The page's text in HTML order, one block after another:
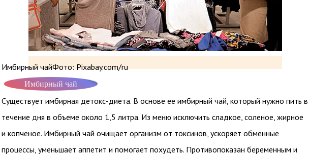
Имбирный чайФото: Pixabay.com/ru
Имбирный чай
Существует имбирная детокс-диета. В основе ее имбирный чай, который нужно пить в
течение дня в объеме около 1,5 литра. Из меню исключить сладкое, соленое, жирное
и копченое. Имбирный чай очищает организм от токсинов, ускоряет обменные
процессы, уменьшает аппетит и помогает похудеть. Противопоказан беременным и